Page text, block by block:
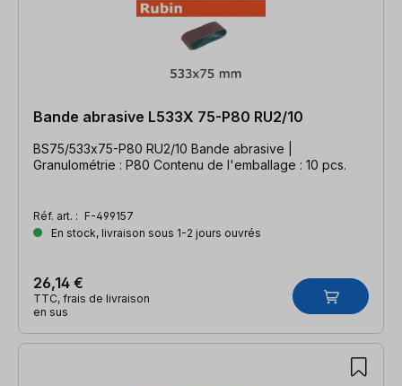
Bande abrasive L533X 75-P80 RU2/10
BS75/533x75-P80 RU2/10 Bande abrasive |
Granulométrie : P80 Contenu de l'emballage : 10 pcs.
Réf. art. : F-499157
En stock, livraison sous 1-2 jours ouvrés
26,14 €
TTC, frais de livraison
en sus